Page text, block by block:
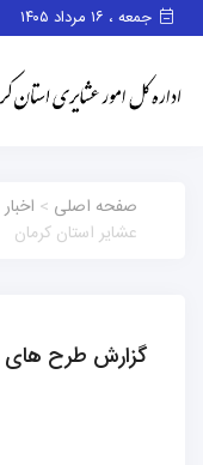
جمعه ، ۱۶ مرداد ۱۴۰۵
صفحه اصلی> اخبار>
عشایر استان کرمان
گزارش طرح های